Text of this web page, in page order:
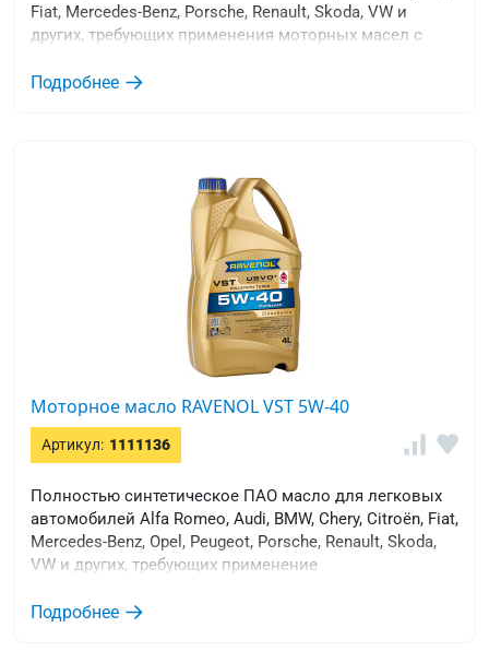
Fiat, Mercedes-Benz, Porsche, Renault, Skoda, VW и
других, требующих применения моторных масел с
высоким щелочным числом, и эксплуатируются в
Подробнее
Моторное масло RAVENOL VST 5W-40
Артикул: 1111136
Полностью синтетическое ПАО масло для легковых
автомобилей Alfa Romeo, Audi, BMW, Chery, Citroën, Fiat,
Mercedes-Benz, Opel, Peugeot, Porsche, Renault, Skoda,
VW и других, требующих применение
Подробнее